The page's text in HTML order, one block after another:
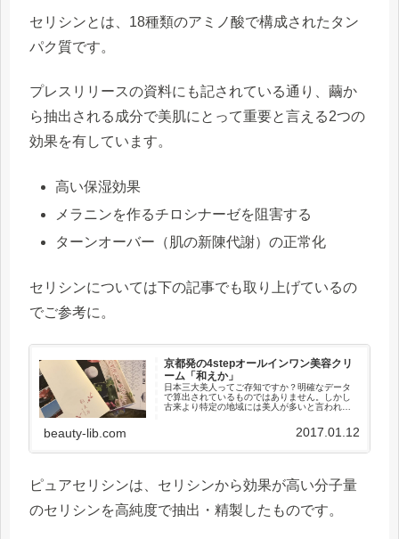
セリシンとは、18種類のアミノ酸で構成されたタン
パク質です。
プレスリリースの資料にも記されている通り、繭か
ら抽出される成分で美肌にとって重要と言える2つの
効果を有しています。
高い保湿効果
メラニンを作るチロシナーゼを阻害する
ターンオーバー（肌の新陳代謝）の正常化
セリシンについては下の記事でも取り上げているの
でご参考に。
京都発の4stepオールインワン美容クリ
ーム「和えか」
日本三大美人ってご存知ですか？明確なデータ
で算出されているものではありません。しかし
古来より特定の地域には美人が多いと言われて
されているものが日本三大美人です。「秋田美
人」「博多美人」「京美人」今...
beauty-lib.com 2017.01.12
ピュアセリシンは、セリシンから効果が高い分子量
のセリシンを高純度で抽出・精製したものです。